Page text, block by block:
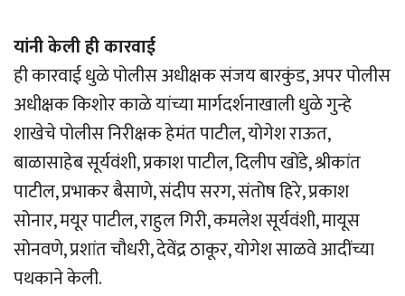
यांनी केली ही कारवाई
ही कारवाई धुळे पोलीस अधीक्षक संजय बारकुंड, अपर पोलीस
अधीक्षक किशोर काळे यांच्या मार्गदर्शनाखाली धुळे गुन्हे
शाखेचे पोलीस निरीक्षक हेमंत पाटील, योगेश राऊत,
बाळासाहेब सूर्यवंशी, प्रकाश पाटील, दिलीप खोंडे, श्रीकांत
पाटील, प्रभाकर बैसाणे, संदीप सरग, संतोष हिरे, प्रकाश
सोनार, मयूर पाटील, राहुल गिरी, कमलेश सूर्यवंशी, मायूस
सोनवणे, प्रशांत चौधरी, देवेंद्र ठाकूर, योगेश साळवे आदींच्या
पथकाने केली.